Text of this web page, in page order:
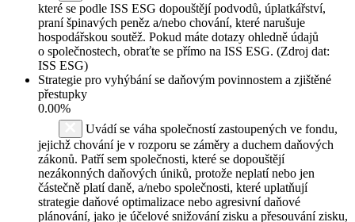
které se podle ISS ESG dopouštějí podvodů, úplatkářství,
praní špinavých peněz a/nebo chování, které narušuje
hospodářskou soutěž. Pokud máte dotazy ohledně údajů
o společnostech, obraťte se přímo na ISS ESG. (Zdroj dat:
ISS ESG)
Strategie pro vyhýbání se daňovým povinnostem a zjištěné
přestupky
0.00%
Uvádí se váha společností zastoupených ve fondu,
jejichž chování je v rozporu se záměry a duchem daňových
zákonů. Patří sem společnosti, které se dopouštějí
nezákonných daňových úniků, protože neplatí nebo jen
částečně platí daně, a/nebo společnosti, které uplatňují
strategie daňové optimalizace nebo agresivní daňové
plánování, jako je účelové snižování zisku a přesouvání zisku,